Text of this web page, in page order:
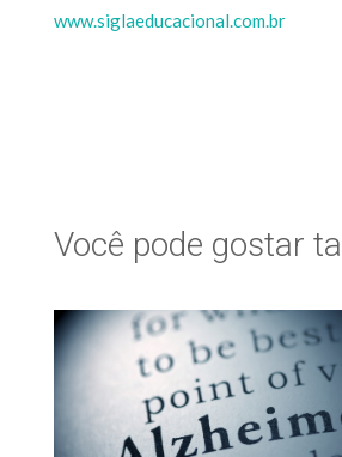
www.siglaeducacional.com.br
Você pode gostar